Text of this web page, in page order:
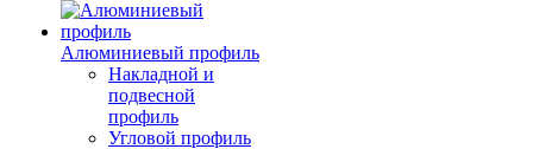
Алюминиевый профиль
Накладной и
подвесной
профиль
Угловой профиль